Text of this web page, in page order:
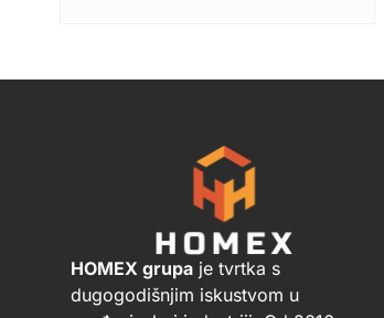
HOMEX grupaje tvrtka s
dugogodišnjim iskustvom u